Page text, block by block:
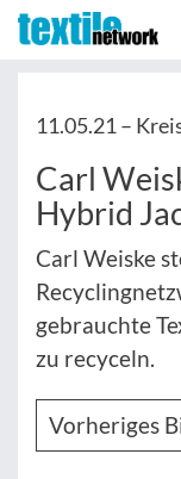
11.05.21 –
Carl
Hybrid
Carl Weiske
gebrauchte
zu recyceln.
Vorheriges